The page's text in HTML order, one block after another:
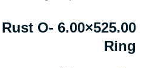
70 Rust O-
Ring